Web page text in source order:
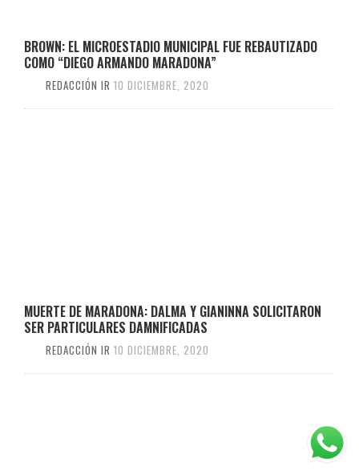
BROWN: EL MICROESTADIO MUNICIPAL FUE REBAUTIZADO
COMO “DIEGO ARMANDO MARADONA”
REDACCIÓN IR 10 DICIEMBRE, 2020
MUERTE DE MARADONA: DALMA Y GIANINNA SOLICITARON
SER PARTICULARES DAMNIFICADAS
REDACCIÓN IR 10 DICIEMBRE, 2020